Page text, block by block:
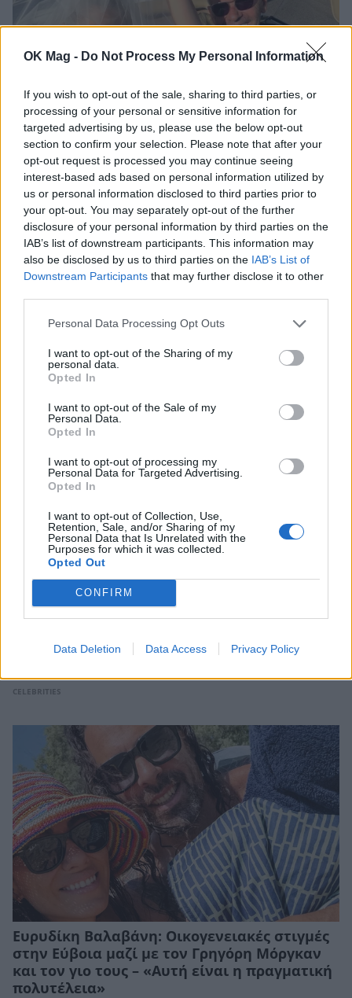
OK Mag - Do Not Process My Personal Information
If you wish to opt-out of the sale, sharing to third parties, or
processing of your personal or sensitive information for
targeted advertising by us, please use the below opt-out
section to confirm your selection. Please note that after your
opt-out request is processed you may continue seeing
interest-based ads based on personal information utilized by
us or personal information disclosed to third parties prior to
your opt-out. You may separately opt-out of the further
disclosure of your personal information by third parties on the
IAB’s list of downstream participants. This information may
also be disclosed by us to third parties on the IAB’s List of
Downstream Participants that may further disclose it to other
Personal Data Processing Opt Outs
I want to opt-out of the Sharing of my
personal data.
Opted In
I want to opt-out of the Sale of my
Personal Data.
Opted In
I want to opt-out of processing my
Personal Data for Targeted Advertising.
Opted In
I want to opt-out of Collection, Use,
Retention, Sale, and/or Sharing of my
Personal Data that Is Unrelated with the
Purposes for which it was collected.
Opted Out
CONFIRM
Data Deletion Data Access Privacy Policy
Αμαλία Κωστοπούλου: Το δημόσιο
«σ’αγαπώ» στον Πέτρο Κωστόπουλο για τη
Γιορτή του Πατέρα και η παιδική
φωτογραφία!
CELEBRITIES
ΔΕΙΤΕ ΑΚΟΜΑ
ΠΕΤΡΟΣ ΚΩΣΤΟΠΟΥΛΟΣ
ΠΕΡΙΣΣΟΤΕΡΑ ΣΤΟ
Γιώργος Χριστοδούλου: «Προσπάθησα να
CELEBRITIES
Ευρυδίκη Βαλαβάνη: Οικογενειακές στιγμές
στην Εύβοια μαζί με τον Γρηγόρη Μόργκαν
και τον γιο τους – «Αυτή είναι η πραγματική
πολυτέλεια»